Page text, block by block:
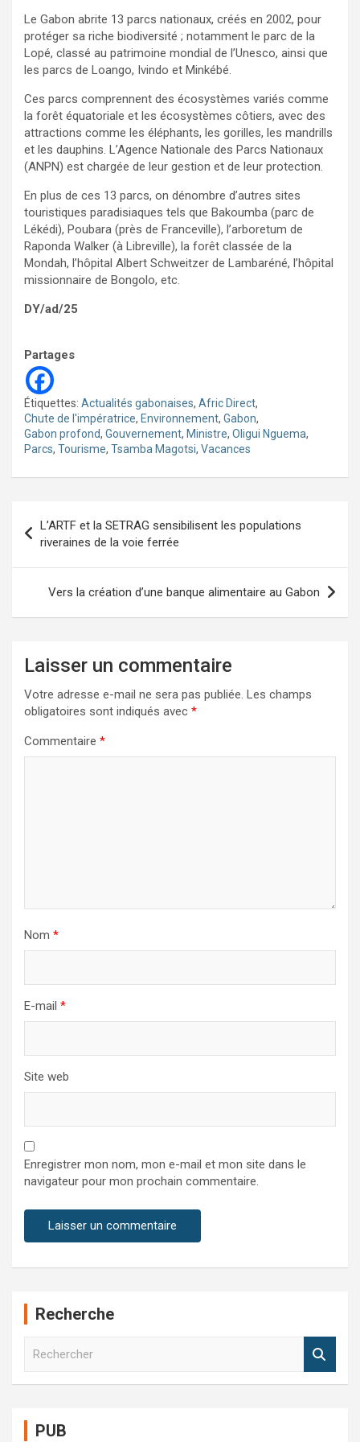
Le Gabon abrite 13 parcs nationaux, créés en 2002, pour
protéger sa riche biodiversité ; notamment le parc de la
Lopé, classé au patrimoine mondial de l’Unesco, ainsi que
les parcs de Loango, Ivindo et Minkébé.
Ces parcs comprennent des écosystèmes variés comme
la forêt équatoriale et les écosystèmes côtiers, avec des
attractions comme les éléphants, les gorilles, les mandrills
et les dauphins. L’Agence Nationale des Parcs Nationaux
(ANPN) est chargée de leur gestion et de leur protection.
En plus de ces 13 parcs, on dénombre d’autres sites
touristiques paradisiaques tels que Bakoumba (parc de
Lékédi), Poubara (près de Franceville), l’arboretum de
Raponda Walker (à Libreville), la forêt classée de la
Mondah, l’hôpital Albert Schweitzer de Lambaréné, l’hôpital
missionnaire de Bongolo, etc.
DY/ad/25
Partages
Étiquettes: Actualités gabonaises, Afric Direct,
Chute de l'impératrice, Environnement, Gabon,
Gabon profond, Gouvernement, Ministre, Oligui Nguema,
Parcs, Tourisme, Tsamba Magotsi, Vacances
de
l’article
L’ARTF et la SETRAG sensibilisent les populations
riveraines de la voie ferrée
Vers la création d’une banque alimentaire au Gabon
Laisser un commentaire
Votre adresse e-mail ne sera pas publiée. Les champs
obligatoires sont indiqués avec *
Commentaire *
Nom *
E-mail *
Site web
Enregistrer mon nom, mon e-mail et mon site dans le
navigateur pour mon prochain commentaire.
Recherche
PUB